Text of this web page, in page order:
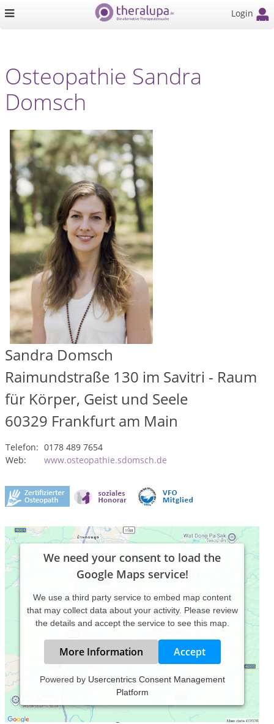
Login
Osteopathie Sandra
Domsch
Sandra Domsch
Raimundstraße 130 im Savitri - Raum
für Körper, Geist und Seele
60329 Frankfurt am Main
Telefon: 0178 489 7654
Web:
www.osteopathie.sdomsch.de
We need your consent to load the
Google Maps service!
We use a third party service to embed map content
that may collect data about your activity. Please review
the details and accept the service to see this map.
More Information Accept
Powered by Usercentrics Consent Management
Platform
Praxiszeiten:
Termine nach Vereinbarung